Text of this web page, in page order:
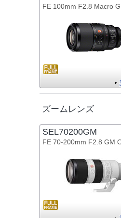
FE 100mm F2.8 Macro
ズームレンズ
SEL70200GM
FE 70-200mm F2.8 GM